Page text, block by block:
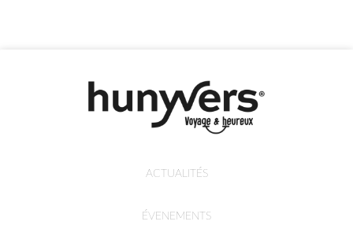
ACTUALITÉS
ÉVENEMENTS